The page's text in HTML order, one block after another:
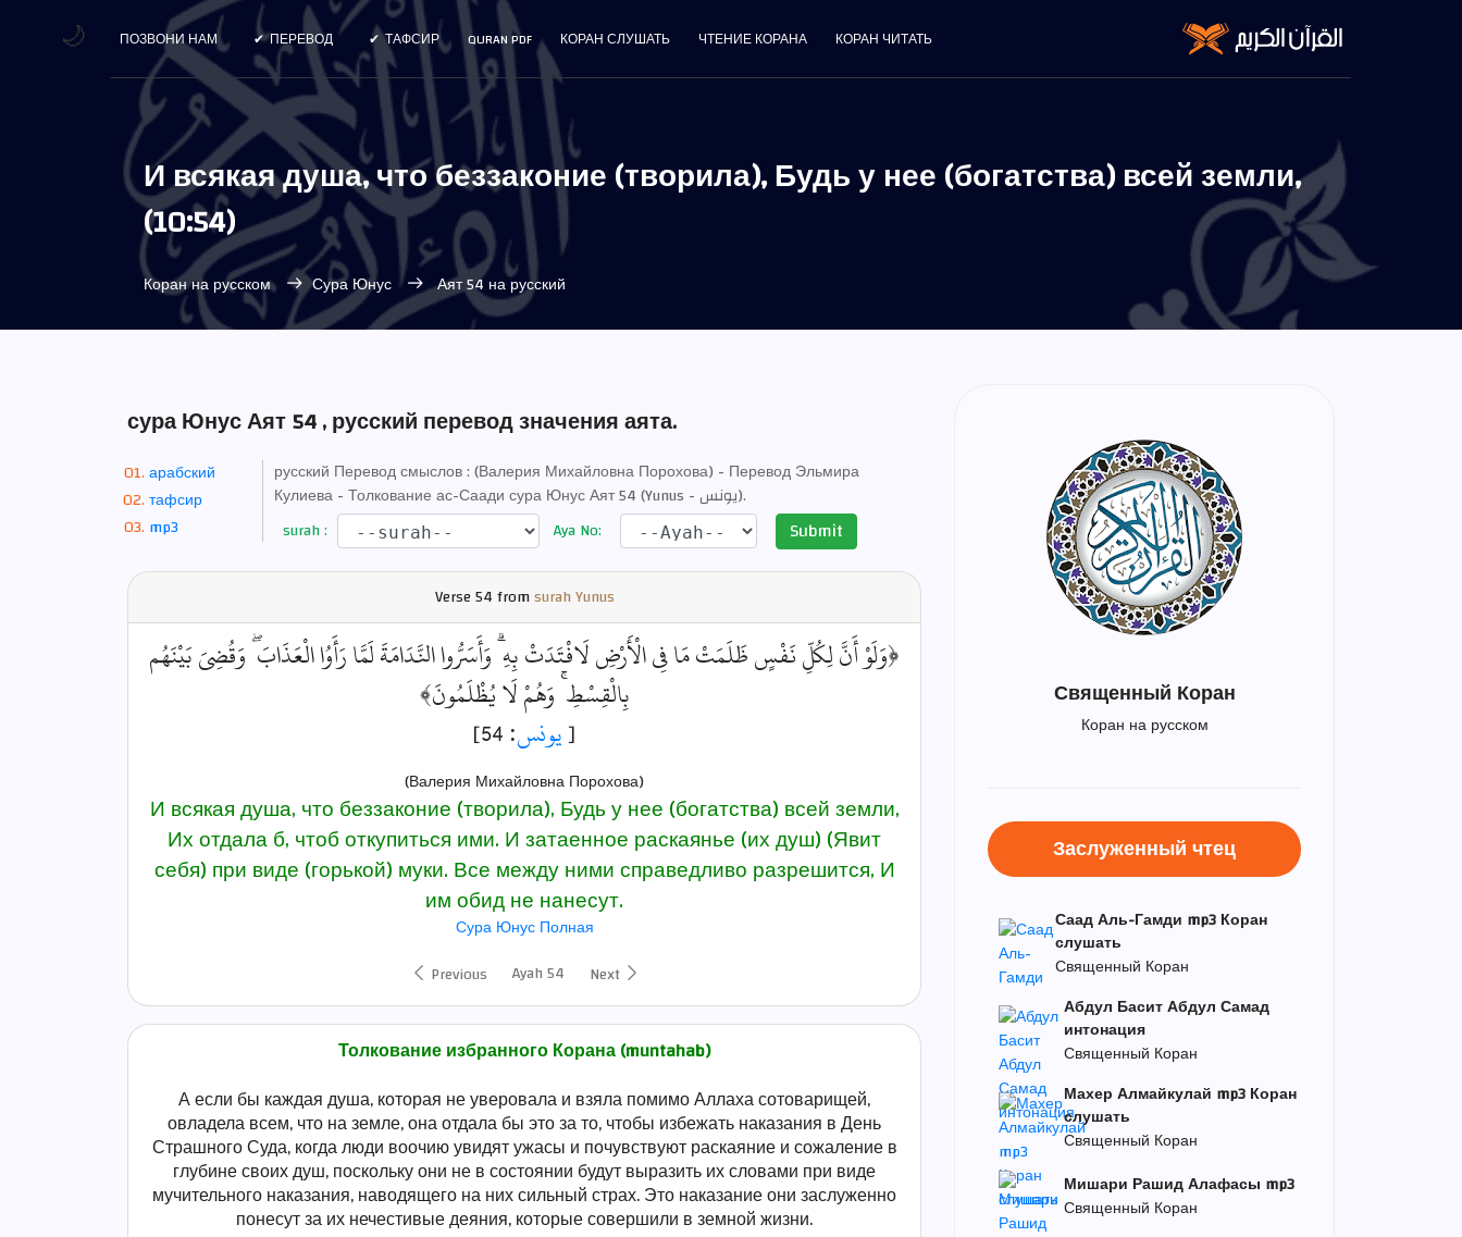
КОРАН ЧИТАТЬ
ЧТЕНИЕ КОРАНА
КОРАН СЛУШАТЬ
QURAN PDF
ТАФСИР
ПЕРЕВОД
ПОЗВОНИ НАМ
И всякая душа, что беззаконие (творила), Будь у нее (богатства) всей земли,
(10:54)
Коран на русском Сура Юнус Аят 54 на русский
сура Юнус Аят 54 , русский перевод значения аята.
арабский
тафсир
mp3
русский Перевод смыслов : (Валерия Михайловна Порохова) - Перевод Эльмира
Кулиева - Толкование ас-Саади сура Юнус Аят 54 (Yunus - يونس).
surah :
Aya No: Submit
Verse54 fromsurah Yunus
﴿وَلَوْ أَنَّ لِكُلِّ نَفْسٍ ظَلَمَتْ مَا فِي الْأَرْضِ لَافْتَدَتْ بِهِ ۗ وَأَسَرُّوا النَّدَامَةَ لَمَّا رَأَوُا الْعَذَابَ ۖ وَقُضِيَ بَيْنَهُم
بِالْقِسْطِ ۚ وَهُمْ لَا يُظْلَمُونَ﴾
[يونس: 54]
(Валерия Михайловна Порохова)
И всякая душа, что беззаконие (творила), Будь у нее (богатства) всей земли,
Их отдала б, чтоб откупиться ими. И затаенное раскаянье (их душ) (Явит
себя) при виде (горькой) муки. Все между ними справедливо разрешится, И
им обид не нанесут.
Сура Юнус Полная
Previous
Ayah 54 Next
Толкование избранного Корана (muntahab)
А если бы каждая душа, которая не уверовала и взяла помимо Аллаха сотоварищей,
овладела всем, что на земле, она отдала бы это за то, чтобы избежать наказания в День
Страшного Суда, когда люди воочию увидят ужасы и почувствуют раскаяние и сожаление в
глубине своих душ, поскольку они не в состоянии будут выразить их словами при виде
мучительного наказания, наводящего на них сильный страх. Это наказание они заслуженно
понесут за их нечестивые деяния, которые совершили в земной жизни.
Священный Коран
Коран на русском
Заслуженный чтец
Саад Аль-Гамди mp3 Коран
слушать
Священный Коран
Абдул Басит Абдул Самад
интонация
Священный Коран
Махер Алмайкулай mp3 Коран
слушать
Священный Коран
Мишари Рашид Алафасы mp3
Священный Коран
🌙